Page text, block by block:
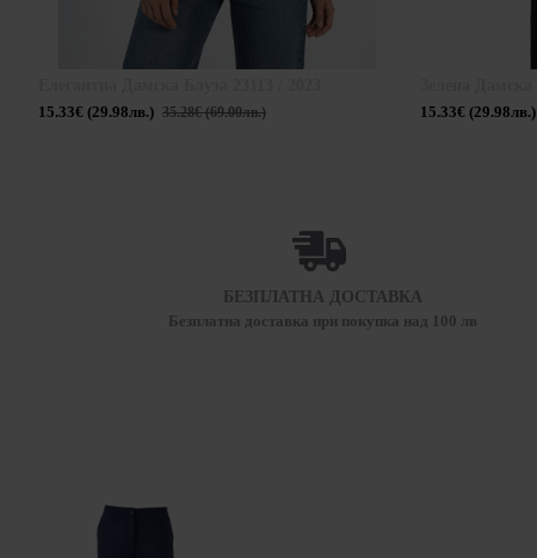
15.33€ (29.98лв.) 35.28€ (69.00лв.)
15.33€ (29.98лв.)
БЕЗПЛАТНА ДОСТАВКА
Безплатна доставка при покупка над 100 лв